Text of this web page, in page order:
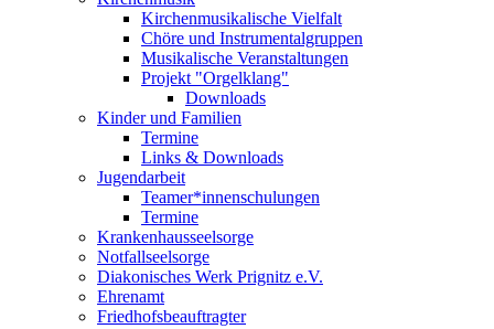
Kirchenmusikalische Vielfalt
Chöre und Instrumentalgruppen
Musikalische Veranstaltungen
Projekt "Orgelklang"
Downloads
Kinder und Familien
Termine
Links & Downloads
Jugendarbeit
Teamer*innenschulungen
Termine
Krankenhausseelsorge
Notfallseelsorge
Diakonisches Werk Prignitz e.V.
Ehrenamt
Friedhofsbeauftragter